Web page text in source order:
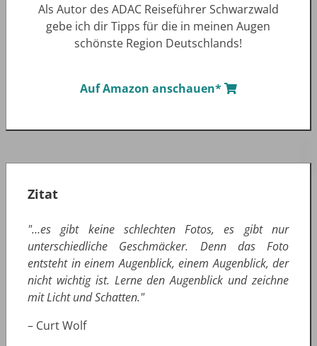
Als Autor des ADAC Reiseführer Schwarzwald
gebe ich dir Tipps für die in meinen Augen
schönste Region Deutschlands!
Auf Amazon anschauen*
Zitat
"…es gibt keine schlechten Fotos, es gibt nur
unterschiedliche Geschmäcker. Denn das Foto
entsteht in einem Augenblick, einem Augenblick, der
nicht wichtig ist. Lerne den Augenblick und zeichne
mit Licht und Schatten."
– Curt Wolf